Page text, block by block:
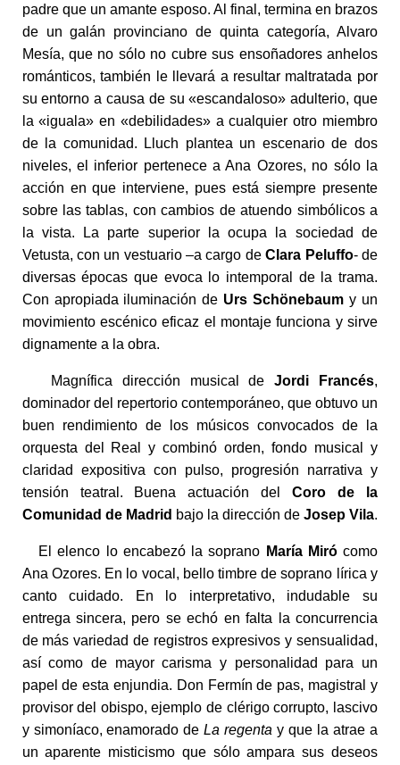
padre que un amante esposo. Al final, termina en brazos
de un galán provinciano de quinta categoría, Alvaro
Mesía, que no sólo no cubre sus ensoñadores anhelos
románticos, también le llevará a resultar maltratada por
su entorno a causa de su «escandaloso» adulterio, que
la «iguala» en «debilidades» a cualquier otro miembro
de la comunidad. Lluch plantea un escenario de dos
niveles, el inferior pertenece a Ana Ozores, no sólo la
acción en que interviene, pues está siempre presente
sobre las tablas, con cambios de atuendo simbólicos a
la vista. La parte superior la ocupa la sociedad de
Vetusta, con un vestuario –a cargo deClara Peluffo- de
diversas épocas que evoca lo intemporal de la trama.
Con apropiada iluminación de Urs Schönebaum y un
movimiento escénico eficaz el montaje funciona y sirve
dignamente a la obra.
Magnífica dirección musical de Jordi Francés,
dominador del repertorio contemporáneo, que obtuvo un
buen rendimiento de los músicos convocados de la
orquesta del Real y combinó orden, fondo musical y
claridad expositiva con pulso, progresión narrativa y
tensión teatral. Buena actuación delCoro de la
Comunidad de Madrid bajo la dirección de Josep Vila.
El elenco lo encabezó la soprano María Mirócomo
Ana Ozores. En lo vocal, bello timbre de soprano lírica y
canto cuidado. En lo interpretativo, indudable su
entrega sincera, pero se echó en falta la concurrencia
de más variedad de registros expresivos y sensualidad,
así como de mayor carisma y personalidad para un
papel de esta enjundia. Don Fermín de pas, magistral y
provisor del obispo, ejemplo de clérigo corrupto, lascivo
y simoníaco, enamorado deLa regenta y que la atrae a
un aparente misticismo que sólo ampara sus deseos